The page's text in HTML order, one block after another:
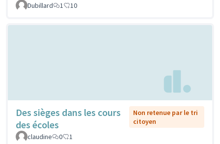
Dubillard
1 10
Des sièges dans les cours
des écoles
Non retenue par le tri
citoyen
claudine
0 1